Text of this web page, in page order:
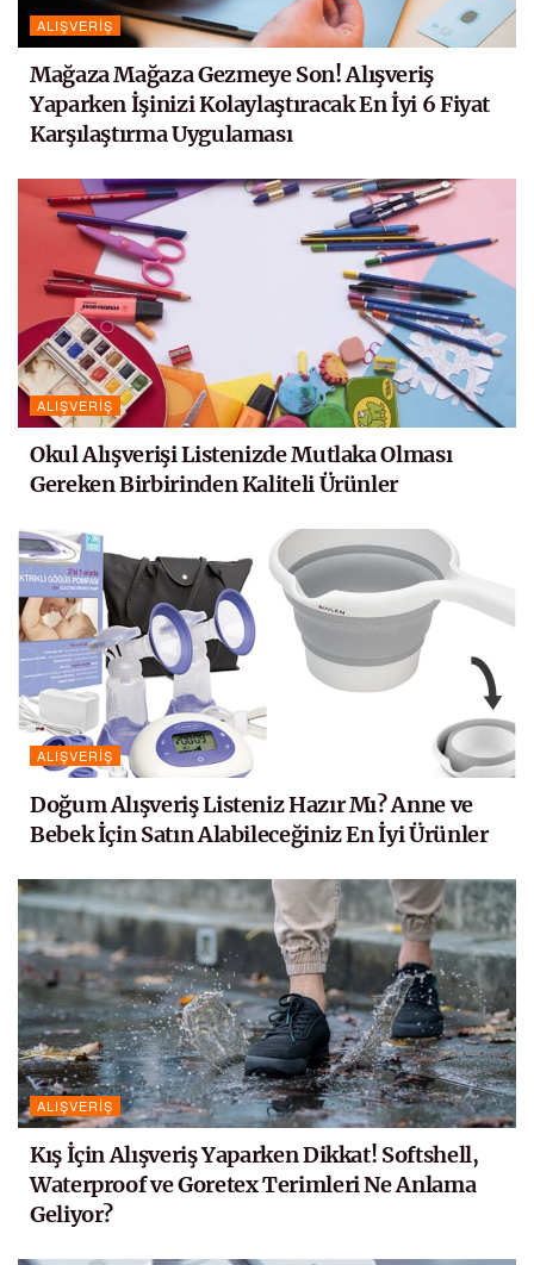
ALIŞVERIŞ
Mağaza Mağaza Gezmeye Son! Alışveriş
Yaparken İşinizi Kolaylaştıracak En İyi 6 Fiyat
Karşılaştırma Uygulaması
ALIŞVERIŞ
Okul Alışverişi Listenizde Mutlaka Olması
Gereken Birbirinden Kaliteli Ürünler
ALIŞVERIŞ
Doğum Alışveriş Listeniz Hazır Mı? Anne ve
Bebek İçin Satın Alabileceğiniz En İyi Ürünler
ALIŞVERIŞ
Kış İçin Alışveriş Yaparken Dikkat! Softshell,
Waterproof ve Goretex Terimleri Ne Anlama
Geliyor?